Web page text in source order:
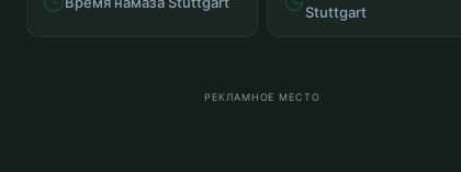
Stuttgart
РЕКЛАМНОЕ МЕСТО